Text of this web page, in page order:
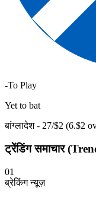
-To Play
Yet to bat
बांग्लादेश - 27/$2 (6.$2
ट्रेंडिंग समाचार
01
ब्रेकिंग न्यूज़